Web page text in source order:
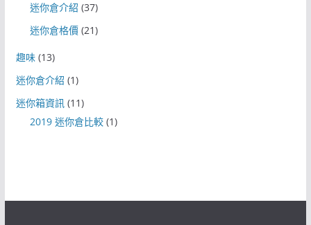
迷你倉介紹 (37)
迷你倉格價(21)
趣味(13)
迷你倉介紹 (1)
迷你箱資訊(11)
2019 迷你倉比較(1)